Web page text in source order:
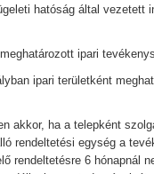
hatóság által vezetett
ipari
ipari területként
akkor, ha a telepként
rendeltetési egység a
rendeltetésre 6 hónapnál